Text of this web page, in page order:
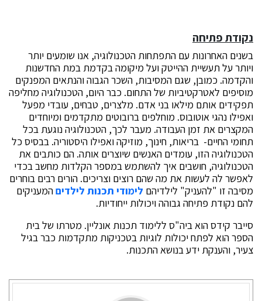
נקודת פתיחה
בשנים האחרונות עם התפתחות הטכנולוגיה, אנו שומעים יותר
ויותר על תעשיית ההייטק ועל מיקומה בקדמת במת החדשנות
והקדמה. כמובן, שגם המסיבות, השכר הגבוה והנתאים המפנקים
מוסיפים לאטרקטיביות של התחום. כבר היום, הטכנולוגיה מחליפה
תפקידים אותם מילאו בני אדם. מלצרים, טבחים, עובדי מפעל
ואפילו נהגי אוטובוס. מוחלפים ברובוטים מתקדמים ומיוחדים
המקצרים את זמן העבודה. מעבר לכך, הטכנולוגיה נוגעת בכל
תחומי החיים- בריאות, חינוך, מוזיקה ואפילו היסטוריה. בבסיס כל
הטכנולוגיה הזו, עומדים האנשים שיוצרים אותה. הם כותבים את
הטכנולוגיה, חושבים איך להשתמש במספר הקלדות מחשב בכדי
לאפשר לה לעשות את מה שהם רוצים וצריכים. הורים רבים בוחרים
מסיבה זו "להעניק" לילדיהם לימודי תכנות לילדיםהמעניקים
להם נקודת פתיחה גבוהה ויכולות ייחודיות.
סייבר קידס הוא ביה"ס ללימוד תכנות אונליין. מטרתו של בית
הספר הוא לפתח יכולות לוגיות בטכניקות מתקדמות כבר בגיל
צעיר, והענקת ידע בנושא התכנות.